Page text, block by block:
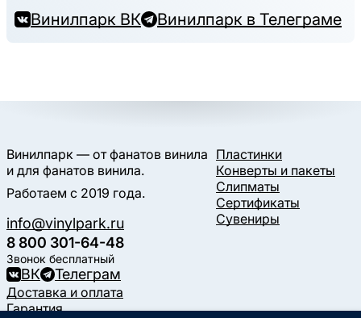
Винилпарк ВК Винилпарк в Телеграме
Винилпарк — от фанатов винила
и для фанатов винила.
Работаем с 2019 года.
info@vinylpark.ru
8 800 301-64-48
Звонок бесплатный
ВК Телеграм
Пластинки
Конверты и пакеты
Слипматы
Сертификаты
Сувениры
Доставка и оплата
Гарантия